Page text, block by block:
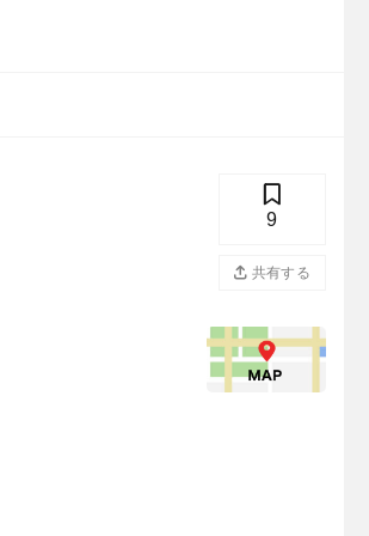
9
共有する